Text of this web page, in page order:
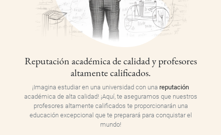
Reputación académica de calidad y profesores
altamente calificados.
¡Imagina estudiar en una universidad con una reputación
académica de alta calidad! ¡Aquí, te aseguramos que nuestros
profesores altamente calificados te proporcionarán una
educación excepcional que te preparará para conquistar el
mundo!